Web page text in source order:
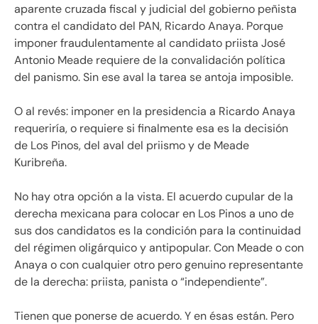
aparente cruzada fiscal y judicial del gobierno peñista
contra el candidato del PAN, Ricardo Anaya. Porque
imponer fraudulentamente al candidato priista José
Antonio Meade requiere de la convalidación política
del panismo. Sin ese aval la tarea se antoja imposible.
O al revés: imponer en la presidencia a Ricardo Anaya
requeriría, o requiere si finalmente esa es la decisión
de Los Pinos, del aval del priismo y de Meade
Kuribreña.
No hay otra opción a la vista. El acuerdo cupular de la
derecha mexicana para colocar en Los Pinos a uno de
sus dos candidatos es la condición para la continuidad
del régimen oligárquico y antipopular. Con Meade o con
Anaya o con cualquier otro pero genuino representante
de la derecha: priista, panista o “independiente”.
Tienen que ponerse de acuerdo. Y en ésas están. Pero